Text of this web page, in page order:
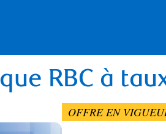
RBC à
OFFRE EN